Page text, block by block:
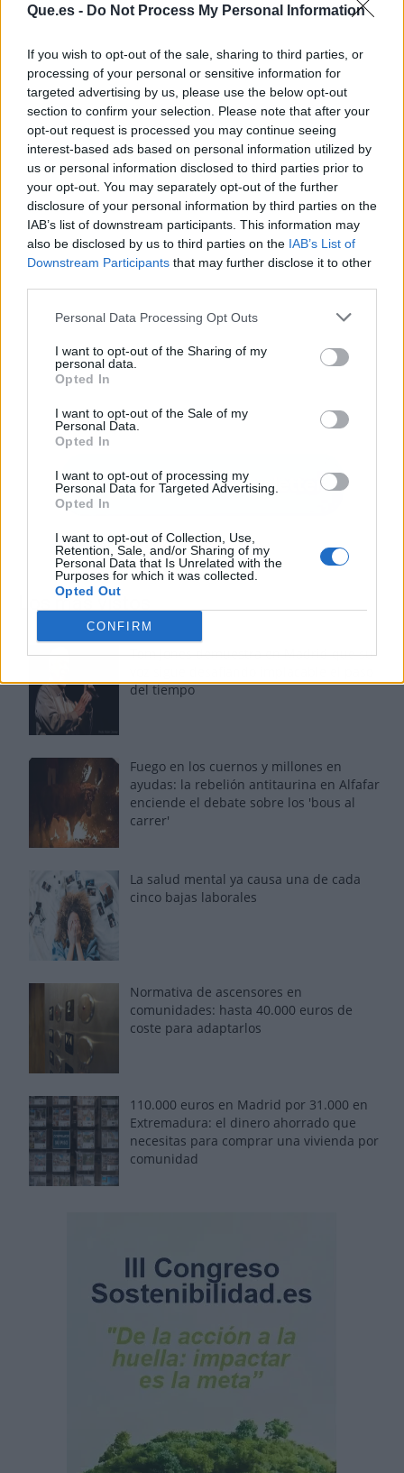
Que.es - Do Not Process My Personal Information
If you wish to opt-out of the sale, sharing to third parties, or
processing of your personal or sensitive information for
targeted advertising by us, please use the below opt-out
section to confirm your selection. Please note that after your
opt-out request is processed you may continue seeing
interest-based ads based on personal information utilized by
us or personal information disclosed to third parties prior to
your opt-out. You may separately opt-out of the further
disclosure of your personal information by third parties on the
IAB’s list of downstream participants. This information may
also be disclosed by us to third parties on the IAB’s List of
Downstream Participants that may further disclose it to other
Personal Data Processing Opt Outs
I want to opt-out of the Sharing of my
personal data.
Opted In
I want to opt-out of the Sale of my
Personal Data.
Opted In
I want to opt-out of processing my
Personal Data for Targeted Advertising.
Opted In
I want to opt-out of Collection, Use,
Retention, Sale, and/or Sharing of my
Personal Data that Is Unrelated with the
Purposes for which it was collected.
Opted Out
CONFIRM
Publicidad
Los más vistos
Tom Jones demuestra en Madrid que su
del tiempo
Fuego en los cuernos y millones en
ayudas: la rebelión antitaurina en Alfafar
enciende el debate sobre los 'bous al
carrer'
La salud mental ya causa una de cada
cinco bajas laborales
Normativa de ascensores en
comunidades: hasta 40.000 euros de
coste para adaptarlos
110.000 euros en Madrid por 31.000 en
Extremadura: el dinero ahorrado que
necesitas para comprar una vivienda por
comunidad